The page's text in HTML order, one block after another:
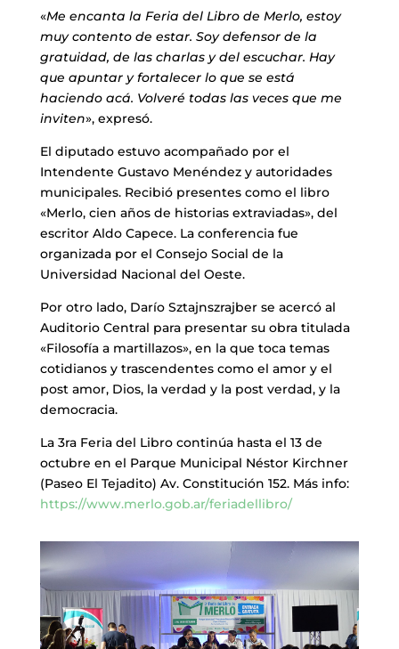
«Me encanta la Feria del Libro de Merlo, estoy
muy contento de estar. Soy defensor de la
gratuidad, de las charlas y del escuchar. Hay
que apuntar y fortalecer lo que se está
haciendo acá. Volveré todas las veces que me
inviten», expresó.
El diputado estuvo acompañado por el
Intendente Gustavo Menéndez y autoridades
municipales. Recibió presentes como el libro
«Merlo, cien años de historias extraviadas», del
escritor Aldo Capece. La conferencia fue
organizada por el Consejo Social de la
Universidad Nacional del Oeste.
Por otro lado, Darío Sztajnszrajber se acercó al
Auditorio Central para presentar su obra titulada
«Filosofía a martillazos», en la que toca temas
cotidianos y trascendentes como el amor y el
post amor, Dios, la verdad y la post verdad, y la
democracia.
La 3ra Feria del Libro continúa hasta el 13 de
octubre en el Parque Municipal Néstor Kirchner
(Paseo El Tejadito) Av. Constitución 152. Más info:
https://www.merlo.gob.ar/feriadellibro/